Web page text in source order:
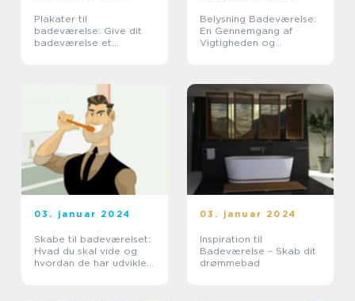
Plakater til
badeværelse: Give dit
badeværelse et
Belysning Badeværelse:
En Gennemgang af
Vigtigheden og
03. januar 2024
Skabe til badeværelset:
Hvad du skal vide og
hvordan de har udviklet
03. januar 2024
Inspiration til
Badeværelse – Skab dit
drømmebad